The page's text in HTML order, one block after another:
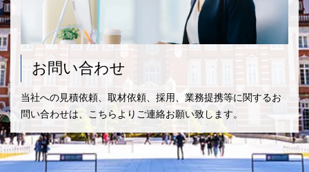
お問い合わせ
当社への見積依頼、取材依頼、採用、業務提携等に関するお
問い合わせは、こちらよりご連絡お願い致します。